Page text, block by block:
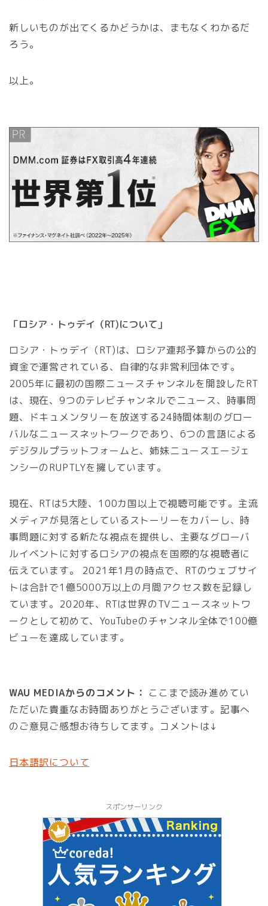
新しいものが出てくるかどうかは、まもなくわかるだ
ろう。
以上。
「ロシア・トゥデイ（RT)について」
ロシア・トゥデイ（RT)は、ロシア連邦予算からの公的
資金で運営されている、自律的な非営利団体です。
2005年に最初の国際ニュースチャンネルを開設したRT
は、現在、9つのテレビチャンネルでニュース、時事問
題、ドキュメンタリーを放送する24時間体制のグロー
バルなニュースネットワークであり、6つの言語による
デジタルプラットフォームと、姉妹ニュースエージェ
ンシーのRUPTLYを擁しています。
現在、RTは5大陸、100カ国以上で視聴可能です。主流
メディアが見落としているストーリーをカバーし、時
事問題に対する新たな視点を提供し、主要なグローバ
ルイベントに対するロシアの視点を国際的な視聴者に
伝えています。 2021年1月の時点で、RTのウェブサイ
トは合計で1億5000万以上の月間アクセス数を記録し
ています。2020年、RTは世界のTVニュースネットワ
ークとして初めて、YouTubeのチャンネル全体で100億
ビューを達成しています。
WAU MEDIAからのコメント： ここまで読み進めてい
ただいた貴重なお時間ありがとうございます。記事へ
のご意見ご感想お待ちしてます。コメントは↓
日本語訳について
スポンサーリンク